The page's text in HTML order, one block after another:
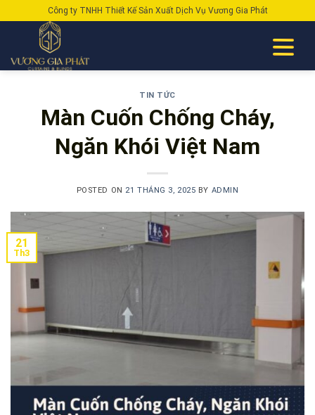
to
Công ty TNHH Thiết Kế Sản Xuất Dịch Vụ Vương Gia Phát
TIN TỨC
Màn Cuốn Chống Cháy,
Ngăn Khói Việt Nam
POSTED ON 21 THÁNG 3, 2025 BY ADMIN
21
Th3